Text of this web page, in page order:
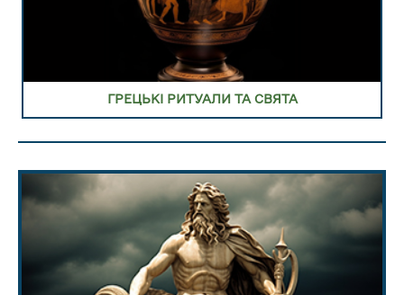
ГРЕЦЬКІ РИТУАЛИ ТА СВЯТА